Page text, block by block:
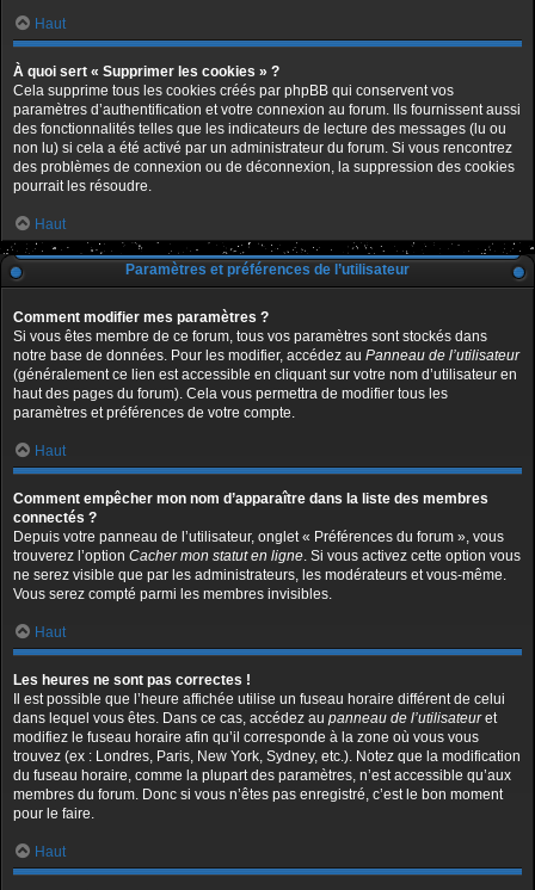
Haut
À quoi sert « Supprimer les cookies » ?
Cela supprime tous les cookies créés par phpBB qui conservent vos
paramètres d’authentification et votre connexion au forum. Ils fournissent aussi
des fonctionnalités telles que les indicateurs de lecture des messages (lu ou
non lu) si cela a été activé par un administrateur du forum. Si vous rencontrez
des problèmes de connexion ou de déconnexion, la suppression des cookies
pourrait les résoudre.
Haut
Paramètres et préférences de l’utilisateur
Comment modifier mes paramètres ?
Si vous êtes membre de ce forum, tous vos paramètres sont stockés dans
notre base de données. Pour les modifier, accédez au Panneau de l’utilisateur
(généralement ce lien est accessible en cliquant sur votre nom d’utilisateur en
haut des pages du forum). Cela vous permettra de modifier tous les
paramètres et préférences de votre compte.
Haut
Comment empêcher mon nom d’apparaître dans la liste des membres
connectés ?
Depuis votre panneau de l’utilisateur, onglet « Préférences du forum », vous
trouverez l’option Cacher mon statut en ligne. Si vous activez cette option vous
ne serez visible que par les administrateurs, les modérateurs et vous-même.
Vous serez compté parmi les membres invisibles.
Haut
Les heures ne sont pas correctes !
Il est possible que l’heure affichée utilise un fuseau horaire différent de celui
dans lequel vous êtes. Dans ce cas, accédez au panneau de l’utilisateuret
modifiez le fuseau horaire afin qu’il corresponde à la zone où vous vous
trouvez (ex : Londres, Paris, New York, Sydney, etc.). Notez que la modification
du fuseau horaire, comme la plupart des paramètres, n’est accessible qu’aux
membres du forum. Donc si vous n’êtes pas enregistré, c’est le bon moment
pour le faire.
Haut